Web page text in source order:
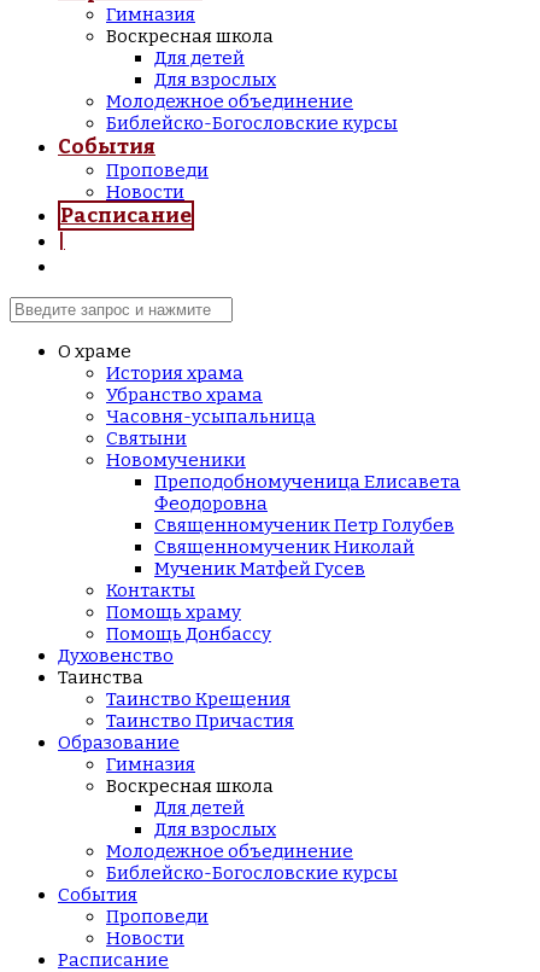
Гимназия
Воскресная школа
Для детей
Для взрослых
Молодежное объединение
Библейско-Богословские курсы
События
Проповеди
Новости
Расписание
О храме
История храма
Убранство храма
Часовня-усыпальница
Святыни
Новомученики
Преподобномученица Елисавета
Феодоровна
Священномученик Петр Голубев
Священномученик Николай
Мученик Матфей Гусев
Контакты
Помощь храму
Помощь Донбассу
Духовенство
Таинства
Таинство Крещения
Таинство Причастия
Образование
Гимназия
Воскресная школа
Для детей
Для взрослых
Молодежное объединение
Библейско-Богословские курсы
События
Проповеди
Новости
Расписание